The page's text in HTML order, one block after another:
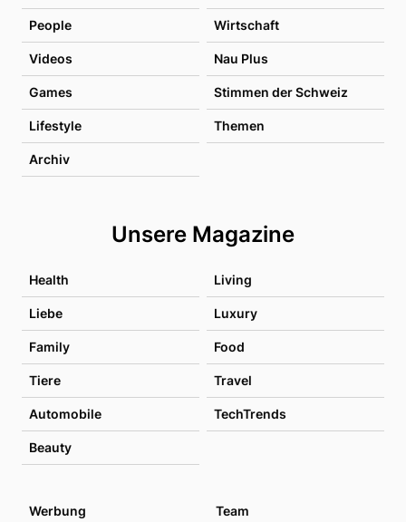
People Wirtschaft
Videos Nau Plus
Games Stimmen der Schweiz
Lifestyle Themen
Archiv
Unsere Magazine
Health Living
Liebe Luxury
Family Food
Tiere Travel
Automobile TechTrends
Beauty
Werbung Team